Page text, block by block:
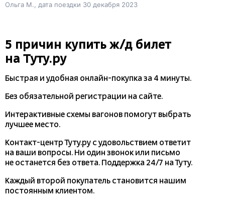
Ольга М., дата поездки 30 декабря 2023
5 причин купить ж/д билет
на Туту.ру
Быстрая и удобная онлайн-покупказа 4 минуты.
Без обязательной регистрации на сайте.
Интерактивные схемы вагонов помогут выбрать
лучшее место.
Контакт-центр Туту.ру с удовольствием ответит
на ваши вопросы. Ни один звонок или письмо
не останется без ответа. Поддержка 24/7 на Туту.
Каждый второй покупатель становится нашим
постоянным клиентом.